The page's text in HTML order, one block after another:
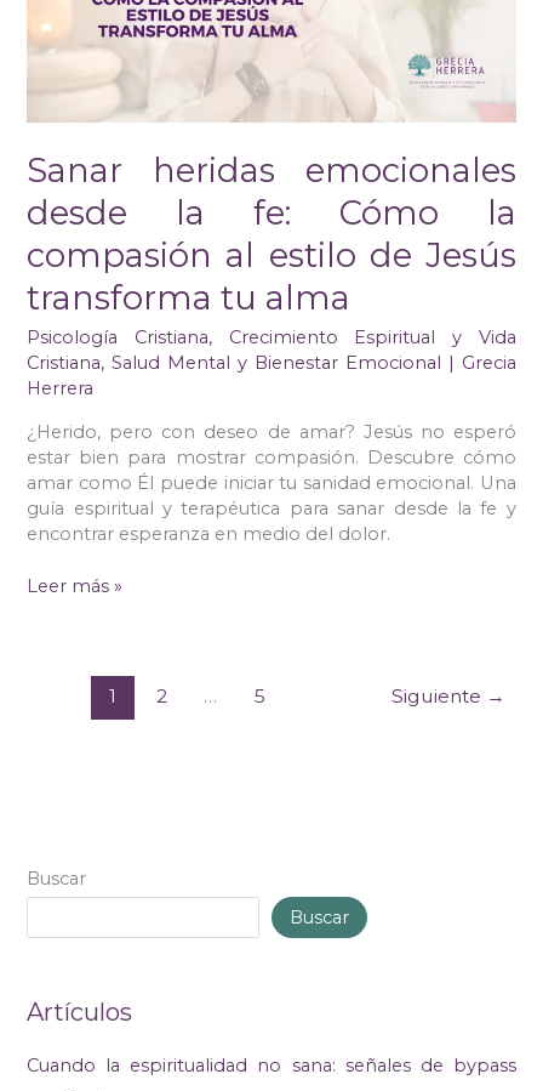
Sanar heridas emocionales
desde la fe: Cómo la
compasión al estilo de Jesús
transforma tu alma
Psicología Cristiana, Crecimiento Espiritual y Vida
Cristiana,Salud Mental y Bienestar Emocional
Grecia
Herrera
¿Herido, pero con deseo de amar? Jesús no esperó
estar bien para mostrar compasión. Descubre cómo
amar como Él puede iniciar tu sanidad emocional. Una
guía espiritual y terapéutica para sanar desde la fe y
encontrar esperanza en medio del dolor.
la
Jesús
tu
Leer más »
1 2 … 5 Siguiente →
Buscar
Buscar
Artículos
Cuando la espiritualidad no sana: señales de bypass